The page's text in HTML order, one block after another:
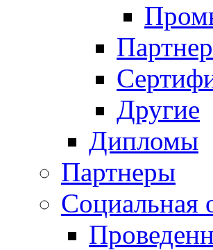
Другие
Дипломы
Партнеры
Социальная